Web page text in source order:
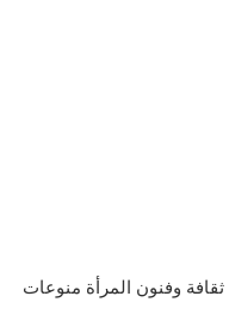
ثقافة وفنون المرأة منوعات